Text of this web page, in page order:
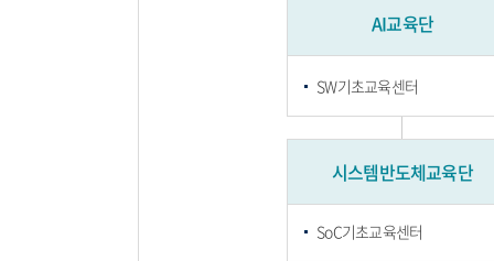
AI교육단
SW기초교육센터
시스템반도체교육단
SoC기초교육센터